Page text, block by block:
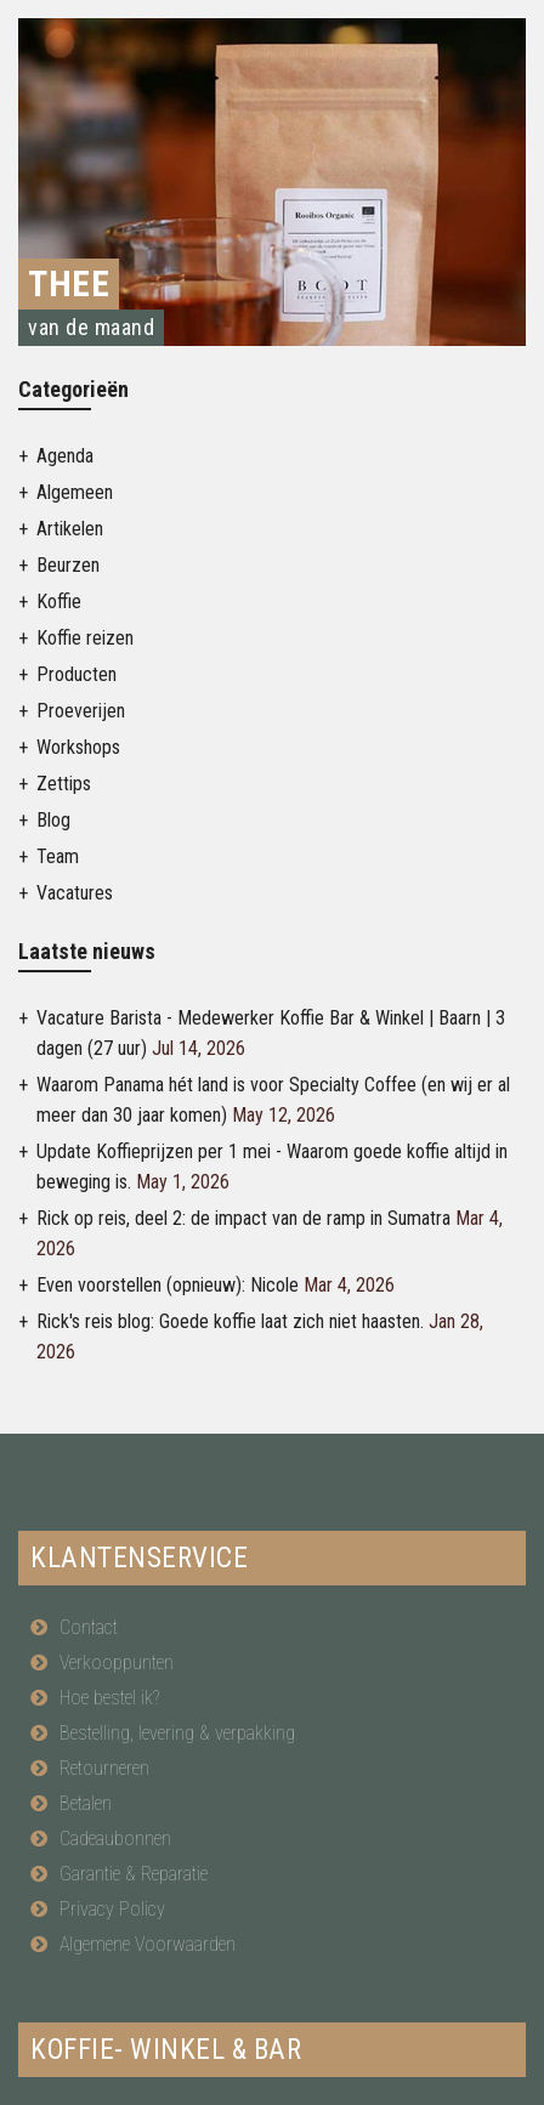
THEE
van de maand
Categorieën
Agenda
Algemeen
Artikelen
Beurzen
Koffie
Koffie reizen
Producten
Proeverijen
Workshops
Zettips
Blog
Team
Vacatures
Laatste nieuws
Vacature Barista - Medewerker Koffie Bar & Winkel | Baarn | 3
dagen (27 uur) Jul 14, 2026
Waarom Panama hét land is voor Specialty Coffee (en wij er al
meer dan 30 jaar komen) May 12, 2026
Update Koffieprijzen per 1 mei - Waarom goede koffie altijd in
beweging is. May 1, 2026
Rick op reis, deel 2: de impact van de ramp in Sumatra Mar 4,
2026
Even voorstellen (opnieuw): Nicole Mar 4, 2026
Rick's reis blog: Goede koffie laat zich niet haasten. Jan 28,
2026
KLANTENSERVICE
Contact
Verkooppunten
Hoe bestel ik?
Bestelling, levering & verpakking
Retourneren
Betalen
Cadeaubonnen
Garantie & Reparatie
Privacy Policy
Algemene Voorwaarden
KOFFIE- WINKEL & BAR